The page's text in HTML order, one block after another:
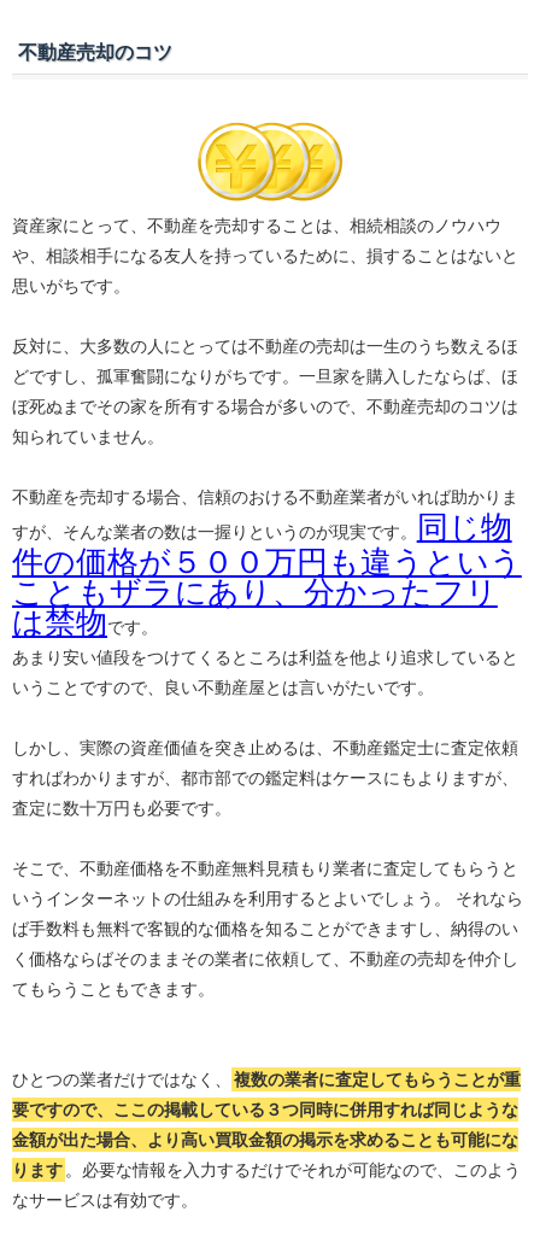
不動産売却のコツ
資産家にとって、不動産を売却することは、相続相談のノウハウ
や、相談相手になる友人を持っているために、損することはないと
思いがちです。
反対に、大多数の人にとっては不動産の売却は一生のうち数えるほ
どですし、孤軍奮闘になりがちです。一旦家を購入したならば、ほ
ぼ死ぬまでその家を所有する場合が多いので、不動産売却のコツは
知られていません。
不動産を売却する場合、信頼のおける不動産業者がいれば助かりま
すが、そんな業者の数は一握りというのが現実です。
同じ物
件の価格が５００万円も違うという
こともザラにあり、分かったフリ
は禁物です。
あまり安い値段をつけてくるところは利益を他より追求していると
いうことですので、良い不動産屋とは言いがたいです。
しかし、実際の資産価値を突き止めるは、不動産鑑定士に査定依頼
すればわかりますが、都市部での鑑定料はケースにもよりますが、
査定に数十万円も必要です。
そこで、不動産価格を不動産無料見積もり業者に査定してもらうと
いうインターネットの仕組みを利用するとよいでしょう。 それなら
ば手数料も無料で客観的な価格を知ることができますし、納得のい
く価格ならばそのままその業者に依頼して、不動産の売却を仲介し
てもらうこともできます。
ひとつの業者だけではなく、
複数の業者に査定してもらうことが重
要ですので、ここの掲載している３つ同時に併用すれば同じような
金額が出た場合、より高い買取金額の掲示を求めることも可能にな
ります 。必要な情報を入力するだけでそれが可能なので、このよう
なサービスは有効です。